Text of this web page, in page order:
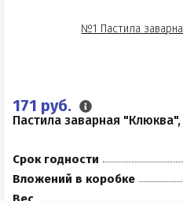
171 руб.
Пастила заварная "Клюква",
Срок годности
Вложений в коробке